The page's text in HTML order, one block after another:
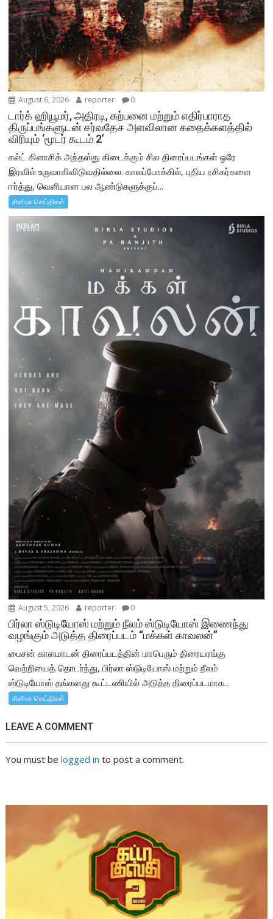
August 6, 2026 reporter 0
டார்க் ஹியூமர், அதிரடி, கற்பனை மற்றும் எதிர்பாராத
திருப்பங்களுடன் சர்வதேச அளவிலான கதைக்களத்தில்
விரியும் ‘மூடர் கூடம் 2’
கல்ட் கிளாசிக் அந்தஸ்து கிடைக்கும் சில திரைப்படங்கள் ஒரே
இரவில் உருவாகிவிடுவதில்லை. காலப்போக்கில், புதிய ரசிகர்களை
ஈர்த்து, வெளியான பல ஆண்டுகளுக்குப்...
சினிமா செய்திகள்
August 5, 2026 reporter 0
பிர்லா ஸ்டுடியோஸ் மற்றும் நீலம் ஸ்டுடியோஸ் இணைந்து
வழங்கும் அடுத்த திரைப்படம் “மக்கள் காவலன்”
பைசன் காளமாடன் திரைப்படத்தின் மாபெரும் திரையரங்கு
வெற்றியைத் தொடர்ந்து, பிர்லா ஸ்டுடியோஸ் மற்றும் நீலம்
ஸ்டுடியோஸ் தங்களது கூட்டணியில் அடுத்த திரைப்படமாக...
சினிமா செய்திகள்
LEAVE A COMMENT
You must belogged in to post a comment.